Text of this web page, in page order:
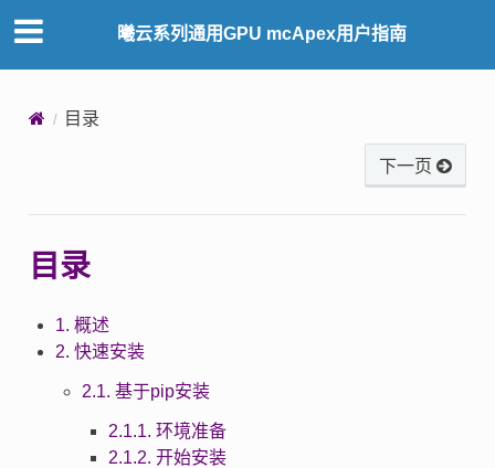
曦云系列通用GPU mcApex用户指南
目录
下一页
目录
1. 概述
2. 快速安装
2.1. 基于pip安装
2.1.1. 环境准备
2.1.2. 开始安装